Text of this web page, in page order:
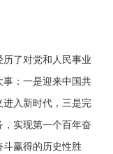
了对党和人民事业
：一是迎来中国共
入新时代，三是完
实现第一个百年奋
赢得的历史性胜